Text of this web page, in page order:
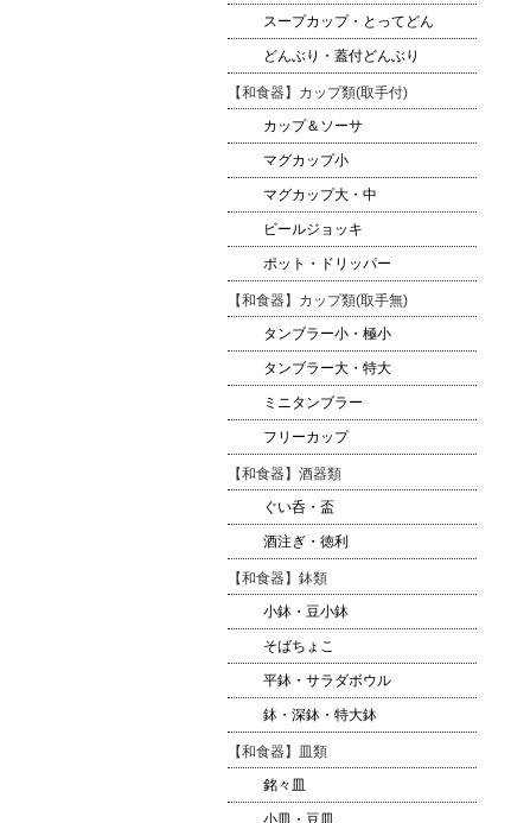
スープカップ・とってどん
どんぶり・蓋付どんぶり
【和食器】カップ類(取手付)
カップ＆ソーサ
マグカップ小
マグカップ大・中
ビールジョッキ
ポット・ドリッパー
【和食器】カップ類(取手無)
タンブラー小・極小
タンブラー大・特大
ミニタンブラー
フリーカップ
【和食器】酒器類
ぐい呑・盃
酒注ぎ・徳利
【和食器】鉢類
小鉢・豆小鉢
そばちょこ
平鉢・サラダボウル
鉢・深鉢・特大鉢
【和食器】皿類
銘々皿
小皿・豆皿